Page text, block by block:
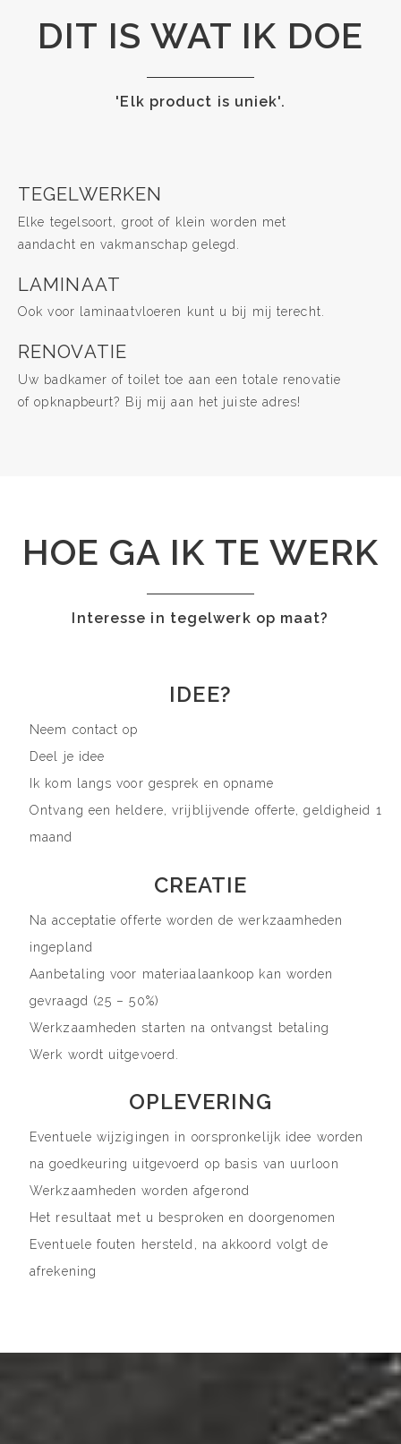
DIT IS WAT IK DOE
'Elk product is uniek'.
TEGELWERKEN
Elke tegelsoort, groot of klein worden met
aandacht en vakmanschap gelegd.
LAMINAAT
Ook voor laminaatvloeren kunt u bij mij terecht.
RENOVATIE
Uw badkamer of toilet toe aan een totale renovatie
of opknapbeurt? Bij mij aan het juiste adres!
HOE GA IK TE WERK
Interesse in tegelwerk op maat?
IDEE?
Neem contact op
Deel je idee
Ik kom langs voor gesprek en opname
Ontvang een heldere, vrijblijvende offerte, geldigheid 1
maand
CREATIE
Na acceptatie offerte worden de werkzaamheden
ingepland
Aanbetaling voor materiaalaankoop kan worden
gevraagd (25 – 50%)
Werkzaamheden starten na ontvangst betaling
Werk wordt uitgevoerd.
OPLEVERING
Eventuele wijzigingen in oorspronkelijk idee worden
na goedkeuring uitgevoerd op basis van uurloon
Werkzaamheden worden afgerond
Het resultaat met u besproken en doorgenomen
Eventuele fouten hersteld, na akkoord volgt de
afrekening